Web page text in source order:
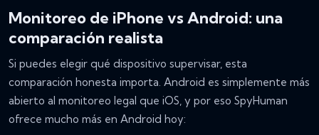
Monitoreo de iPhone vs Android: una
comparación realista
Si puedes elegir qué dispositivo supervisar, esta
comparación honesta importa. Android es simplemente más
abierto al monitoreo legal que iOS, y por eso SpyHuman
ofrece mucho más en Android hoy: